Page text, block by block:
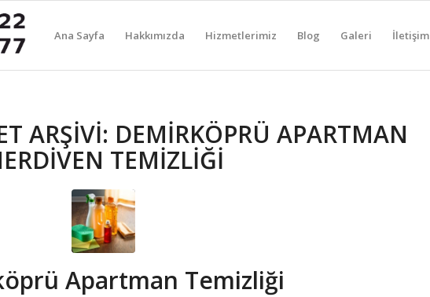
Ana Sayfa Hakkımızda Hizmetlerimiz Blog Galeri İletişim
ARŞIVI: DEMİRKÖPRÜ APARTMAN
TEMİZLİĞİ
Apartman Temizliği